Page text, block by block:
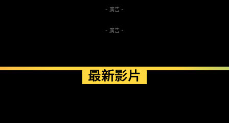
- 廣告 -
- 廣告 -
最新影片